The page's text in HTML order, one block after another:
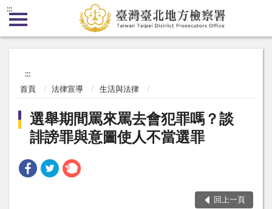
:::
:::
首頁 法律宣導 生活與法律
選舉期間罵來罵去會犯罪嗎？談
誹謗罪與意圖使人不當選罪
回上一頁